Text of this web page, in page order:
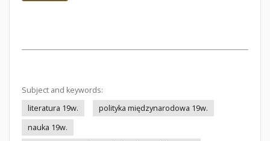
Subject and keywords:
literatura 19w.
polityka międzynarodowa 19w.
nauka 19w.